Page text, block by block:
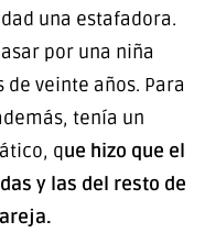
una estafadora.
por una niña
veinte años. Para
tenía un
que hizo que el
y las del resto de